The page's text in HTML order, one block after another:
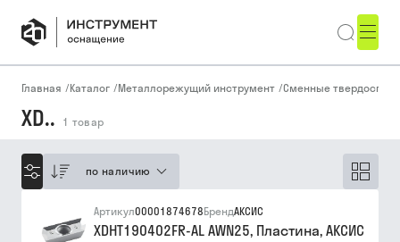
Главная /Каталог /Металлорежущий инструмент /Сменные
XD.. 1 товар
по наличию
Артикул00001874678БрендАКСИС
XDHT190402FR-AL AWN25, Пластина, АКСИС